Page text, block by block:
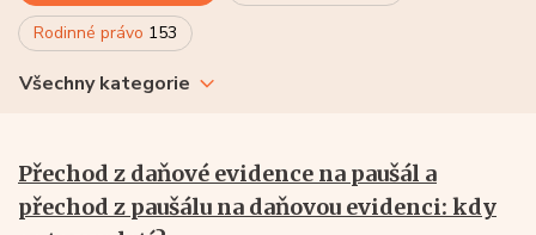
Rodinné právo 153
Všechny kategorie
Přechod z daňové evidence na paušál a
přechod z paušálu na daňovou evidenci: kdy